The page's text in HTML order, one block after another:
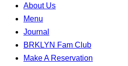
About Us
Menu
Journal
BRKLYN Fam Club
Make A Reservation